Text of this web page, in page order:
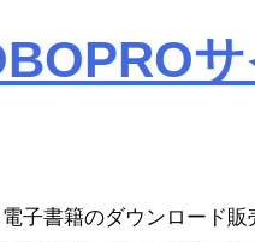
サ
子書籍のダウンロード販